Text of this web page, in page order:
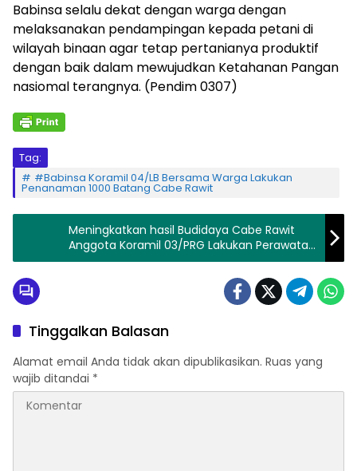
Babinsa selalu dekat dengan warga dengan
melaksanakan pendampingan kepada petani di
wilayah binaan agar tetap pertanianya produktif
dengan baik dalam mewujudkan Ketahanan Pangan
nasiomal terangnya. (Pendim 0307)
Tag:
#Babinsa Koramil 04/LB Bersama Warga Lakukan
Penanaman 1000 Batang Cabe Rawit
Meningkatkan hasil Budidaya Cabe Rawit
Anggota Koramil 03/PRG Lakukan Perawatan
Secara Rutin
Tinggalkan Balasan
Alamat email Anda tidak akan dipublikasikan. Ruas yang
wajib ditandai *